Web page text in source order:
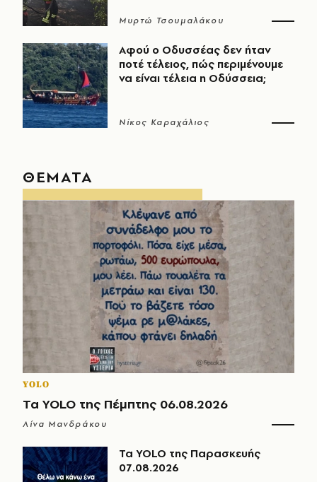
Μυρτώ Τσουμαλάκου
Αφού ο Οδυσσέας δεν ήταν
ποτέ τέλειος, πώς περιμένουμε
να είναι τέλεια η Οδύσσεια;
Νίκος Καραχάλιος
ΘΕΜΑΤΑ
YOLO
Τα YOLO της Πέμπτης 06.08.2026
Λίνα Μανδράκου
Τα YOLO της Παρασκευής
07.08.2026